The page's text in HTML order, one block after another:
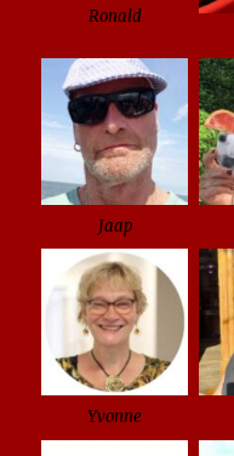
Ronald
Jaap
Yvonne